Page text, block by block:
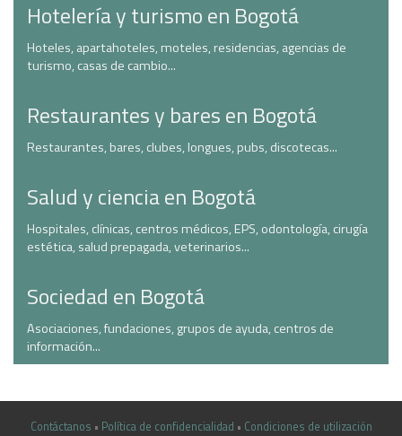
Hotelería y turismo en Bogotá
Hoteles, apartahoteles, moteles, residencias, agencias de
turismo, casas de cambio...
Restaurantes y bares en Bogotá
Restaurantes, bares, clubes, longues, pubs, discotecas...
Salud y ciencia en Bogotá
Hospitales, clínicas, centros médicos, EPS, odontología, cirugía
estética, salud prepagada, veterinarios...
Sociedad en Bogotá
Asociaciones, fundaciones, grupos de ayuda, centros de
información...
Contáctanos • Política de confidencialidad • Condiciones de utilización